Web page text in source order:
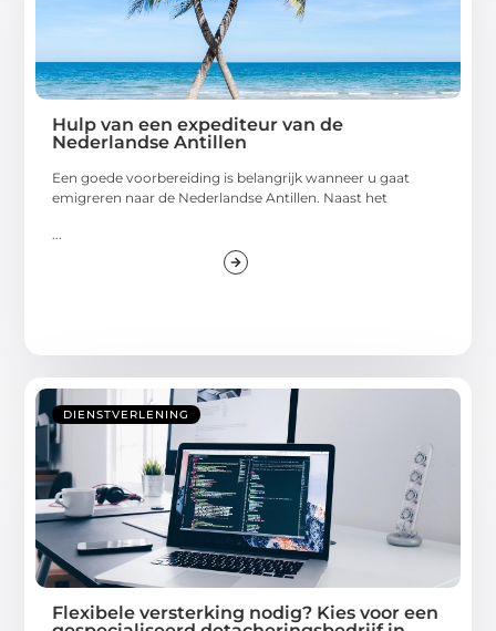
Hulp van een expediteur van de
Nederlandse Antillen
Een goede voorbereiding is belangrijk wanneer u gaat
emigreren naar de Nederlandse Antillen. Naast het
DIENSTVERLENING
Flexibele versterking nodig? Kies voor een